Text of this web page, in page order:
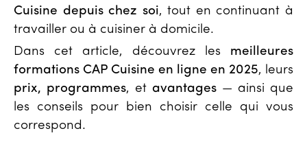
Cuisine depuis chez soi, tout en continuant à
travailler ou à cuisiner à domicile.
Dans cet article, découvrez les meilleures
formations CAP Cuisine en ligne en 2025, leurs
prix, programmes, et avantages — ainsi que
les conseils pour bien choisir celle qui vous
correspond.